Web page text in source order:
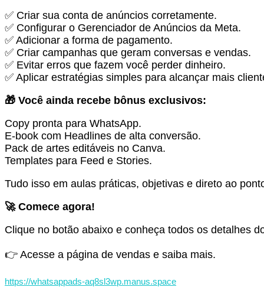
✅ Criar sua conta de anúncios corretamente.
✅ Configurar o Gerenciador de Anúncios da Meta.
✅ Adicionar a forma de pagamento.
✅ Criar campanhas que geram conversas e vendas.
✅ Evitar erros que fazem você perder dinheiro.
✅ Aplicar estratégias simples para alcançar mais
🎁 Você ainda recebe bônus exclusivos:
Copy pronta para WhatsApp.
E-book com Headlines de alta conversão.
Pack de artes editáveis no Canva.
Templates para Feed e Stories.
Tudo isso em aulas práticas, objetivas e direto ao
🚀 Comece agora!
Clique no botão abaixo e conheça todos os detalhes
👉 Acesse a página de vendas e saiba mais.
https://whatsappads-aq8sl3wp.manus.space